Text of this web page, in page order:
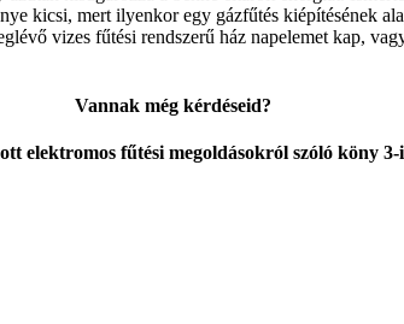
kicsi, mert ilyenkor egy gázfűtés kiépítésének
vizes fűtési rendszerű ház napelemet kap,
Vannak még kérdéseid?
elektromos fűtési megoldásokról szóló köny